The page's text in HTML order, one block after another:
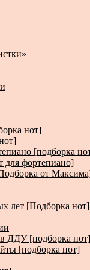
нот]
[подборка
для фортепиано]
от
лет [Подборка нот]
ДДУ [подборка нот]
[подборка нот]